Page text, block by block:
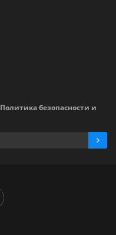
Политика безопасности и